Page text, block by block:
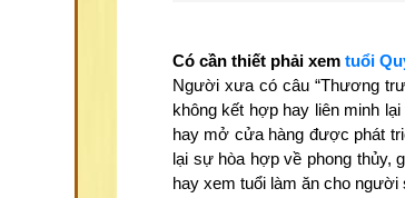
Có cần thiết phải xem tuổi
Người xưa có câu “Thương
không kết hợp hay liên minh
hay mở cửa hàng được phát
lại sự hòa hợp về phong thủy,
hay xem tuổi làm ăn cho